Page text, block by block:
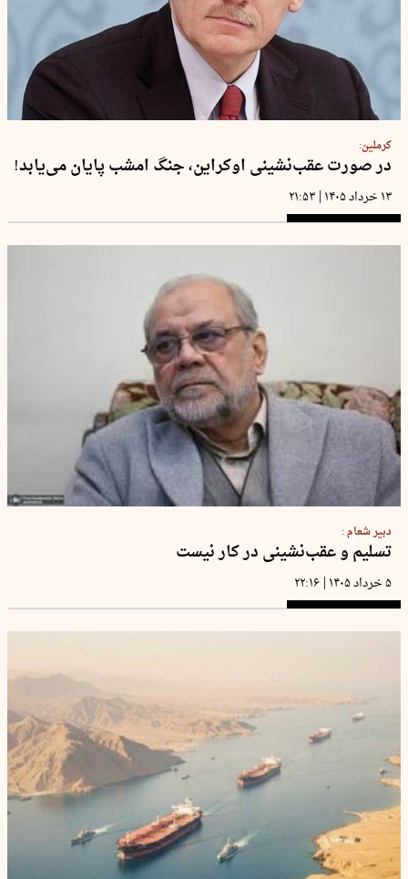
کرملین:
در صورت عقب‌نشینی اوکراین، جنگ امشب پایان می‌یابد!
۱۳ خرداد ۱۴۰۵ | ۲۱:۵۳
دبیر شعام :
تسلیم و عقب‌نشینی در کار نیست
۵ خرداد ۱۴۰۵ | ۲۲:۱۶